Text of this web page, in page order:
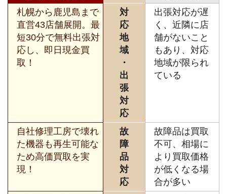
札幌から鹿児島まで
直営43店舗展開。最
短30分で無料出張対
応し、即日現金買
取！
対
応
地
域
・
出
張
対
応
出張対応が遅
く、近隣に店
舗がないこと
もあり、対応
地域が限られ
ている
自社修理工房で壊れ
た機器も再生可能な
ため高価買取を実
現！
故
障
品
対
応
故障品は買取
不可、相場に
より買取価格
が低くなる場
合が多い